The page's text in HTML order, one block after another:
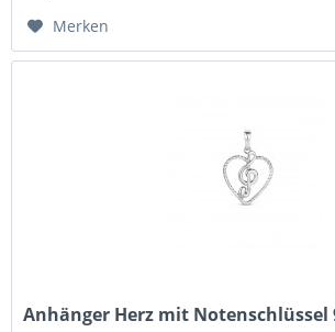
Merken
Anhänger Herz mit Notenschlüssel